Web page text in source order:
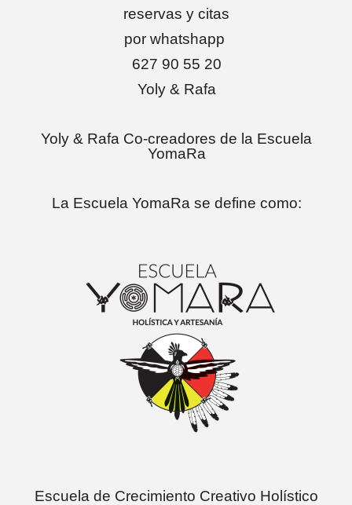
reservas y citas
por whatshapp
627 90 55 20
Yoly & Rafa
Yoly & Rafa Co-creadores de la Escuela
YomaRa
La Escuela YomaRa se define como:
Escuela de Crecimiento Creativo Holístico